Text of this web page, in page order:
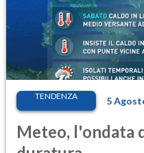
TENDENZA 5
Meteo, l'ondata